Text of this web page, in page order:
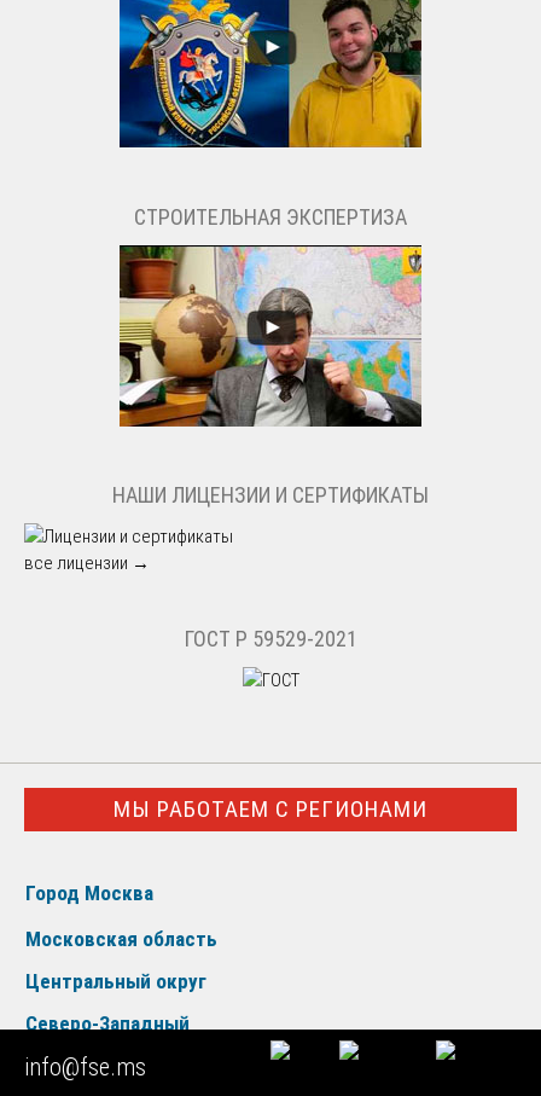
СТРОИТЕЛЬНАЯ ЭКСПЕРТИЗА
НАШИ ЛИЦЕНЗИИ И СЕРТИФИКАТЫ
все лицензии →
ГОСТ Р 59529-2021
МЫ РАБОТАЕМ С РЕГИОНАМИ
Город Москва
Московская область
Центральный округ
Северо-Западный
Южный округ
info@fse.ms